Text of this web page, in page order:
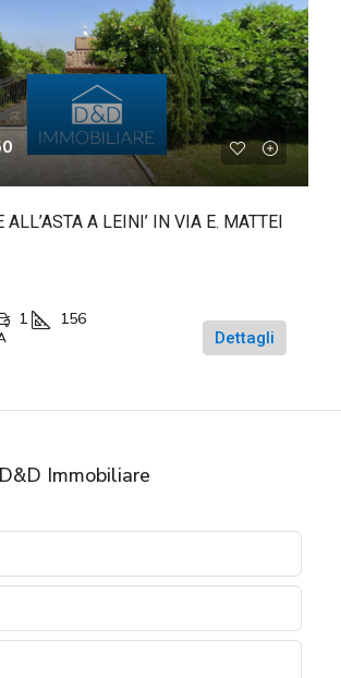
A LEINI’ IN VIA E. MATTEI
1 156
Dettagli
D&D Immobiliare